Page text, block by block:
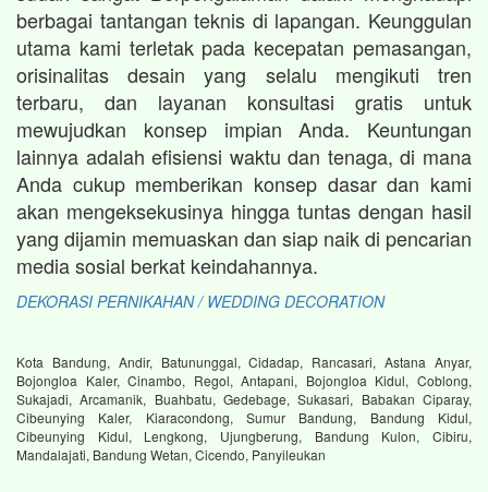
berbagai tantangan teknis di lapangan. Keunggulan
utama kami terletak pada kecepatan pemasangan,
orisinalitas desain yang selalu mengikuti tren
terbaru, dan layanan konsultasi gratis untuk
mewujudkan konsep impian Anda. Keuntungan
lainnya adalah efisiensi waktu dan tenaga, di mana
Anda cukup memberikan konsep dasar dan kami
akan mengeksekusinya hingga tuntas dengan hasil
yang dijamin memuaskan dan siap naik di pencarian
media sosial berkat keindahannya.
DEKORASI PERNIKAHAN / WEDDING DECORATION
Kota Bandung, Andir, Batununggal, Cidadap, Rancasari, Astana Anyar,
Bojongloa Kaler, Cinambo, Regol, Antapani, Bojongloa Kidul, Coblong,
Sukajadi, Arcamanik, Buahbatu, Gedebage, Sukasari, Babakan Ciparay,
Cibeunying Kaler, Kiaracondong, Sumur Bandung, Bandung Kidul,
Cibeunying Kidul, Lengkong, Ujungberung, Bandung Kulon, Cibiru,
Mandalajati, Bandung Wetan, Cicendo, Panyileukan